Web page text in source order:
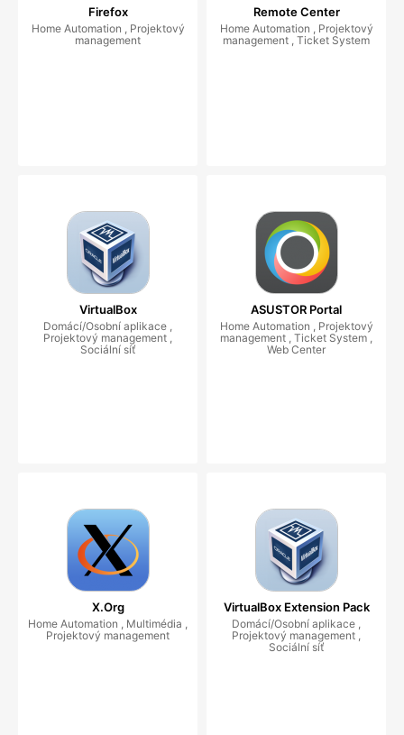
Firefox
Home Automation , Projektový
management
Remote Center
Home Automation , Projektový
management , Ticket System
VirtualBox
Domácí/Osobní aplikace ,
Projektový management ,
Sociální síť
ASUSTOR Portal
Home Automation , Projektový
management , Ticket System ,
Web Center
X.Org
Home Automation , Multimédia ,
Projektový management
VirtualBox Extension Pack
Domácí/Osobní aplikace ,
Projektový management ,
Sociální síť